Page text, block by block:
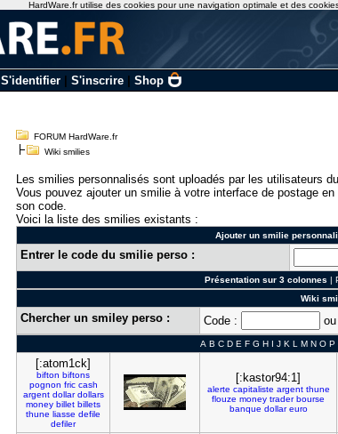
S'identifier| S'inscrire| Shop
FORUM HardWare.fr
Wiki smilies
Les smilies personnalisés sont uploadés par les utilisateurs
Vous pouvez ajouter un smilie à votre interface de postage
son code.
Voici la liste des smilies existants :
Ajouter un smilie
Entrer le code du smilie perso :
Présentation sur 3 colonnes |
Wiki
Chercher un smiley perso : Code :
A B C D E F G H I J K L M N O P
[:atom1ck]
bifton biftons
pognon fric cash
argent dollar dollars
money billet billets
thune liasse defile
defiler
[:kastor94:1]
alerte capitaliste argent thune
flouze money trader bourse
banque dollar euro
HardWare.fr utilise des cookies pour une navigation optimale et des